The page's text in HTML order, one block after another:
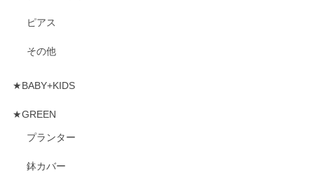
ピアス
その他
★BABY+KIDS
★GREEN
プランター
鉢カバー